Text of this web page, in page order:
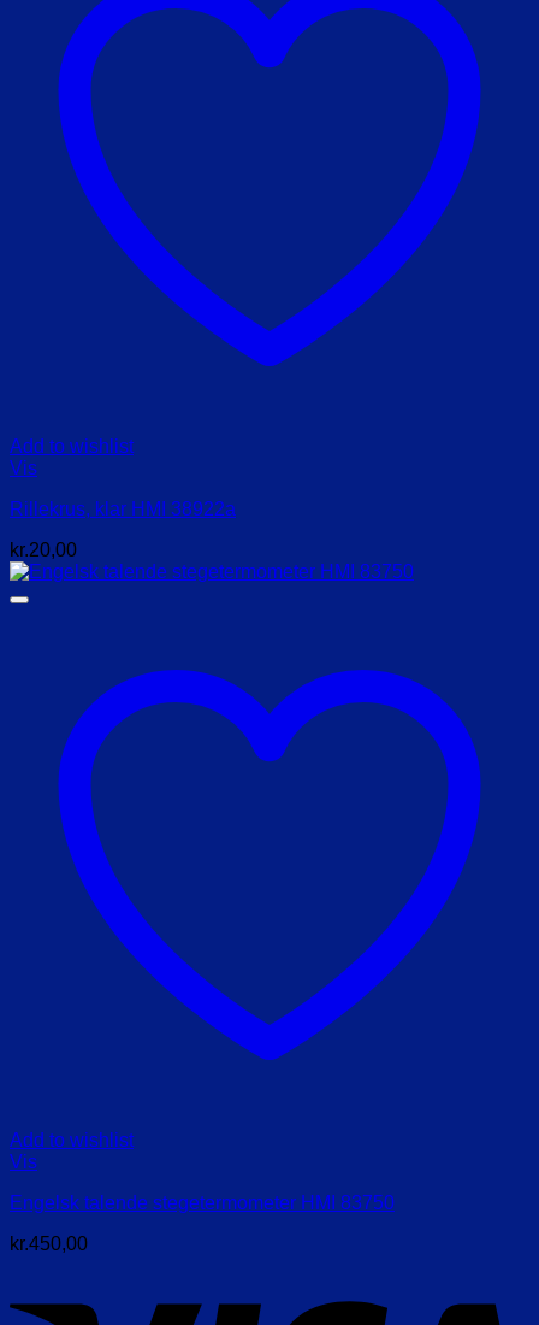
Add to wishlist
Vis
Rillekrus, klar HMI 38922a
kr.20,00
Add to wishlist
Vis
Engelsk talende stegetermometer HMI 83750
kr.450,00